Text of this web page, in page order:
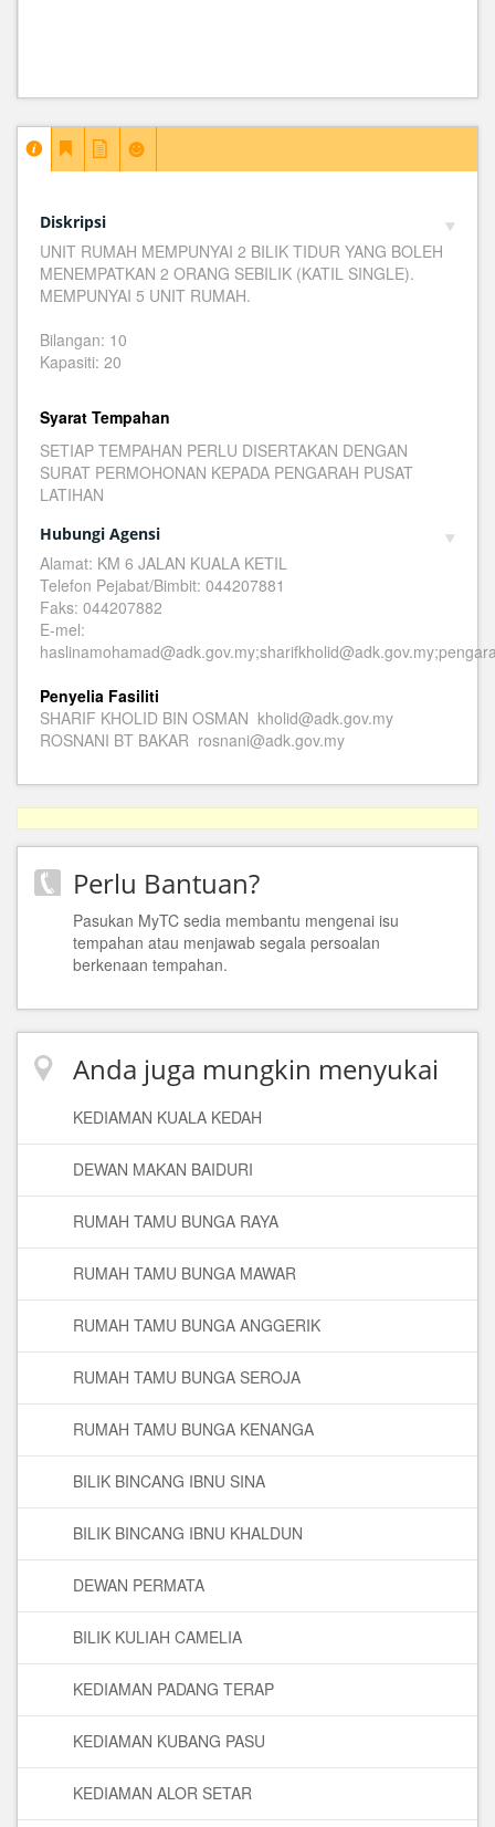
Diskripsi
UNIT RUMAH MEMPUNYAI 2 BILIK TIDUR YANG BOLEH
MENEMPATKAN 2 ORANG SEBILIK (KATIL SINGLE).
MEMPUNYAI 5 UNIT RUMAH.
Bilangan: 10
Kapasiti: 20
Syarat Tempahan
SETIAP TEMPAHAN PERLU DISERTAKAN DENGAN
SURAT PERMOHONAN KEPADA PENGARAH PUSAT
LATIHAN
Hubungi Agensi
Alamat: KM 6 JALAN KUALA KETIL
Telefon Pejabat/Bimbit: 044207881
Faks: 044207882
E-mel:
Penyelia Fasiliti
SHARIF KHOLID BIN OSMAN kholid@adk.gov.my
ROSNANI BT BAKAR rosnani@adk.gov.my
Perlu Bantuan?
Pasukan MyTC sedia membantu mengenai isu
tempahan atau menjawab segala persoalan
berkenaan tempahan.
Anda juga mungkin menyukai
KEDIAMAN KUALA KEDAH
DEWAN MAKAN BAIDURI
RUMAH TAMU BUNGA RAYA
RUMAH TAMU BUNGA MAWAR
RUMAH TAMU BUNGA ANGGERIK
RUMAH TAMU BUNGA SEROJA
RUMAH TAMU BUNGA KENANGA
BILIK BINCANG IBNU SINA
BILIK BINCANG IBNU KHALDUN
DEWAN PERMATA
BILIK KULIAH CAMELIA
KEDIAMAN PADANG TERAP
KEDIAMAN KUBANG PASU
KEDIAMAN ALOR SETAR